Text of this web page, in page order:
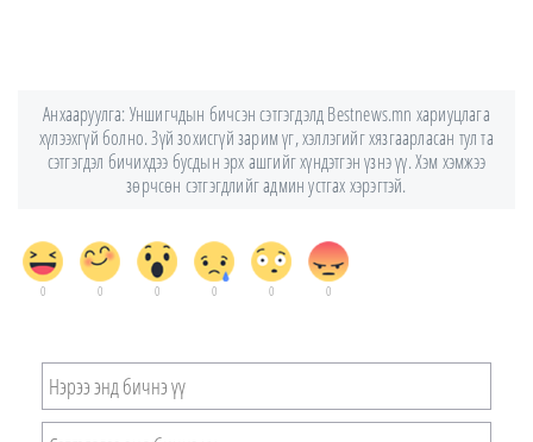
Анхааруулга: Уншигчдын бичсэн сэтгэгдэлд Bestnews.mn хариуцлага
хүлээхгүй болно. Зүй зохисгүй зарим үг, хэллэгийг хязгаарласан тул та
сэтгэгдэл бичихдээ бусдын эрх ашгийг хүндэтгэн үзнэ үү. Хэм хэмжээ
зөрчсөн сэтгэгдлийг админ устгах хэрэгтэй.
0 0 0 0 0 0